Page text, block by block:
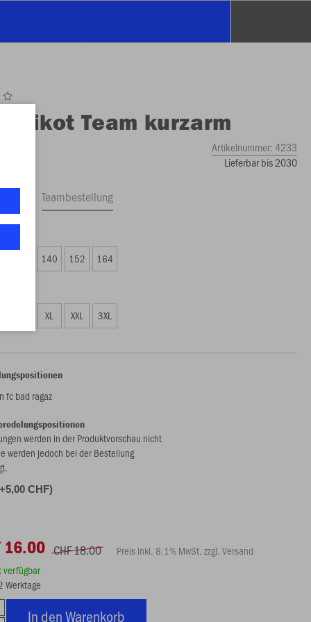
Trikot Team kurzarm
Artikelnummer:4233
Lieferbar bis 2030
Teambestellung
140 152 164
XL XXL 3XL
fc bad ragaz
werden in der Produktvorschau nicht
werden jedoch bei der Bestellung
CHF)
16.00 CHF 18.00
Preis inkl. 8.1% MwSt. zzgl. Versand
verfügbar
Werktage
In den Warenkorb